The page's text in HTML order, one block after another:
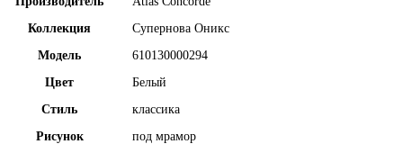
Коллекция
Супернова Оникс
Модель
610130000294
Цвет
Белый
Стиль
классика
Рисунок
под мрамор